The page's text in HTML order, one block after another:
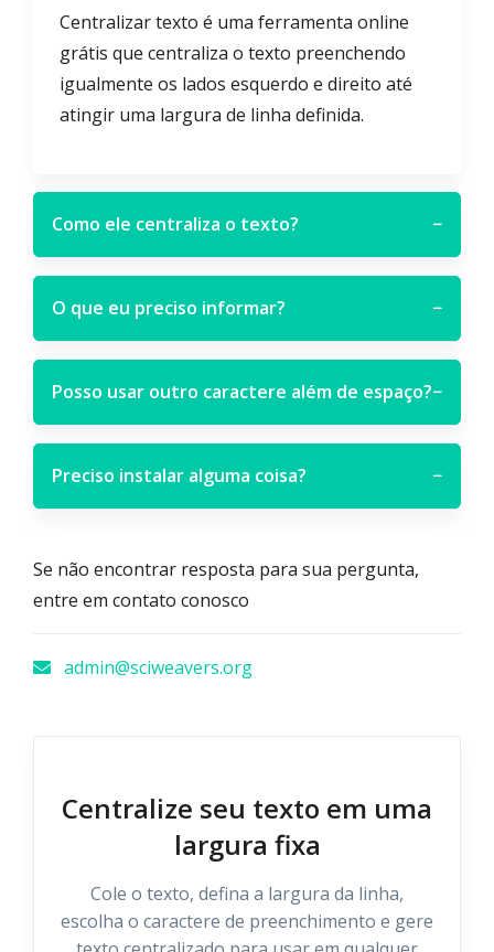
Centralizar texto é uma ferramenta online
grátis que centraliza o texto preenchendo
igualmente os lados esquerdo e direito até
atingir uma largura de linha definida.
Como ele centraliza o texto? −
O que eu preciso informar? −
Posso usar outro caractere além de espaço?−
Preciso instalar alguma coisa? −
Se não encontrar resposta para sua pergunta,
entre em contato conosco
admin@sciweavers.org
Centralize seu texto em uma
largura fixa
Cole o texto, defina a largura da linha,
escolha o caractere de preenchimento e gere